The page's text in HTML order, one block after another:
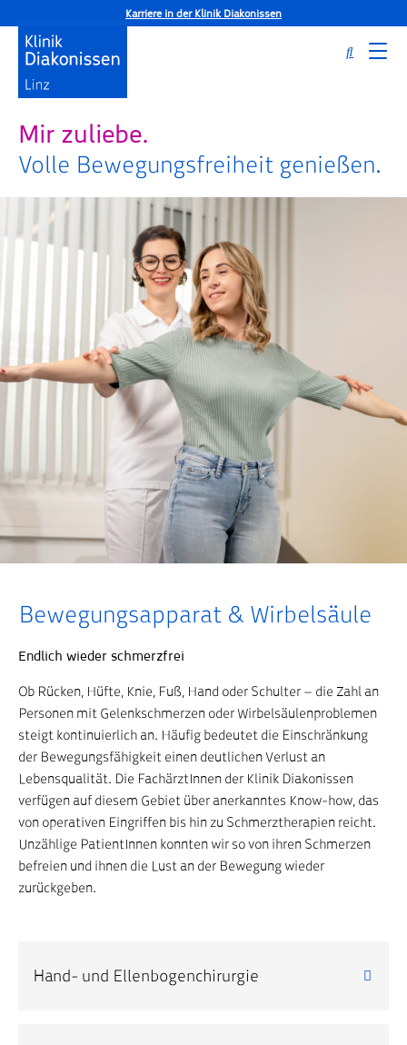
Karriere in der Klinik Diakonissen
Mir zuliebe.
Volle Bewegungsfreiheit genießen.
Startseite
Medizinische Schwerpunkte
Bewegungsapparat & Wirbelsäule
Bewegungsapparat & Wirbelsäule
Endlich wieder schmerzfrei
Ob Rücken, Hüfte, Knie, Fuß, Hand oder Schulter – die Zahl an
Personen mit Gelenkschmerzen oder Wirbelsäulenproblemen
steigt kontinuierlich an. Häufig bedeutet die Einschränkung
der Bewegungsfähigkeit einen deutlichen Verlust an
Lebensqualität. Die FachärztInnen der Klinik Diakonissen
verfügen auf diesem Gebiet über anerkanntes Know-how, das
von operativen Eingriffen bis hin zu Schmerztherapien reicht.
Unzählige PatientInnen konnten wir so von ihren Schmerzen
befreien und ihnen die Lust an der Bewegung wieder
zurückgeben.
Hand- und Ellenbogenchirurgie